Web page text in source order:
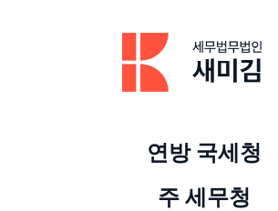
연방 국세청
주 세무청